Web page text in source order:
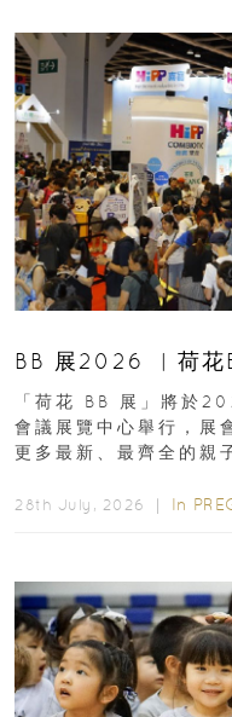
BB 展2026 ︳荷花
「荷花 BB 展」將於
會議展覽中心舉行，展
更多最新、最齊全的親
28th July, 2026 ｜ In